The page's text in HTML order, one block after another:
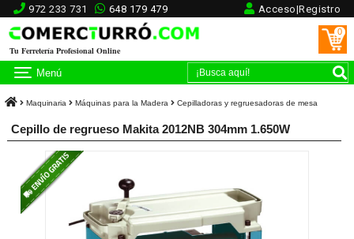
972 233 731 648 179 479 Acceso|Registro
Tu Ferretería Profesional Online
0
Menú
Maquinaria Máquinas para la Madera Cepilladoras y regruesadoras de mesa
Cepillo de regrueso Makita 2012NB 304mm 1.650W